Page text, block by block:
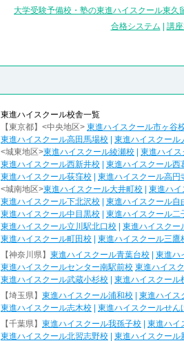
大学受験予備校・塾の東進ハイスクール東久
合格システム
講
東進ハイスクール校舎一覧
【東京都】<中央地区> 東進ハイスクール市ヶ谷
東進ハイスクール高田馬場校
東進ハイスクール
<城東地区>東進ハイスクール綾瀬校
東進ハイ
東進ハイスクール西新井校
東進ハイスクール西
東進ハイスクール荻窪校
東進ハイスクール高円
<城南地区>東進ハイスクール大井町校
東進ハイ
東進ハイスクール下北沢校
東進ハイスクール自
東進ハイスクール中目黒校
東進ハイスクール二
東進ハイスクール立川駅北口校
東進ハイスクー
東進ハイスクール町田校
東進ハイスクール三鷹
【神奈川県】 東進ハイスクール青葉台校
東進ハ
東進ハイスクールセンター南駅前校 東進ハイス
東進ハイスクール武蔵小杉校
東進ハイスクール
【埼玉県】 東進ハイスクール浦和校
東進ハイス
東進ハイスクール志木校
東進ハイスクールせん
【千葉県】 東進ハイスクール我孫子校
東進ハイ
東進ハイスクール北習志野校
東進ハイスクール